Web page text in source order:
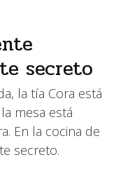
secreto
la tía Cora está
mesa está
En la cocina de
secreto.